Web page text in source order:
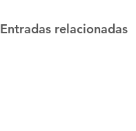
Entradas relacionadas